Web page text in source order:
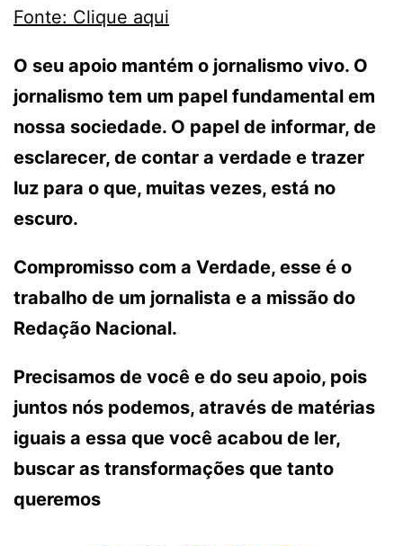
Fonte: Clique aqui
O seu apoio mantém o jornalismo vivo. O
jornalismo tem um papel fundamental em
nossa sociedade. O papel de informar, de
esclarecer, de contar a verdade e trazer
luz para o que, muitas vezes, está no
escuro.
Compromisso com a Verdade, esse é o
trabalho de um jornalista e a missão do
Redação Nacional.
Precisamos de você e do seu apoio, pois
juntos nós podemos, através de matérias
iguais a essa que você acabou de ler,
buscar as transformações que tanto
queremos